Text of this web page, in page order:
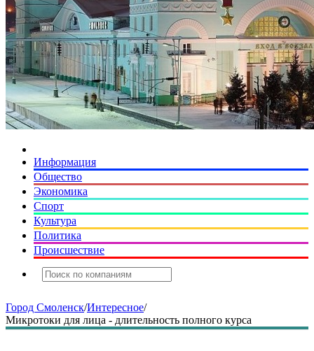
Информация
Общество
Экономика
Спорт
Культура
Политика
Происшествие
Город Смоленск/Интересное/
Микротоки для лица - длительность полного курса